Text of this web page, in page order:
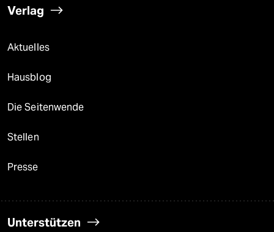
Verlag
Aktuelles
Hausblog
Die Seitenwende
Stellen
Presse
Unterstützen